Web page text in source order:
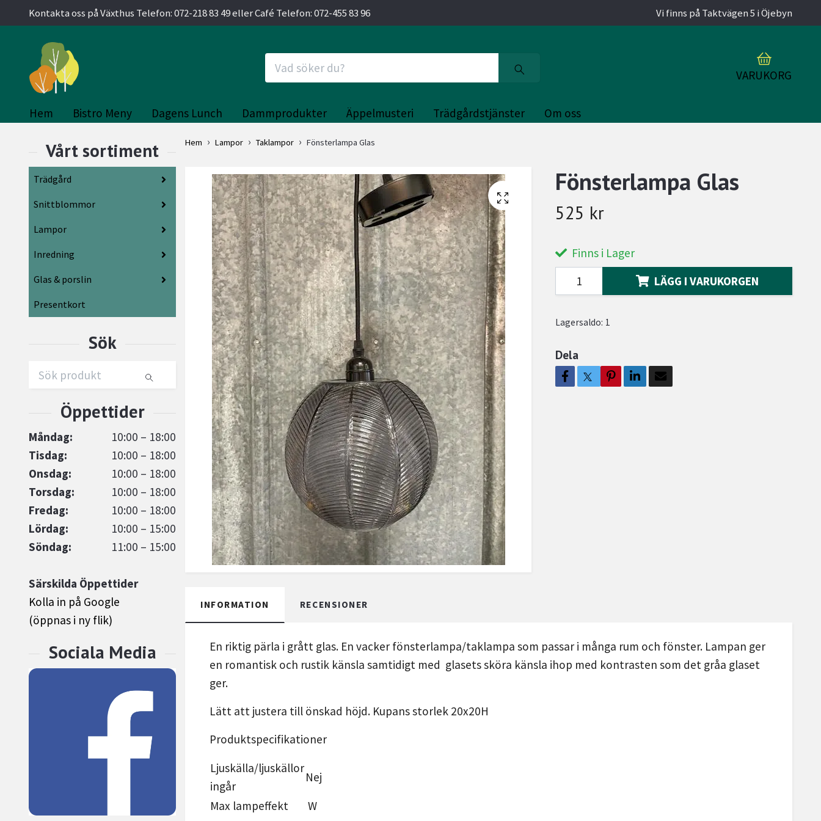
Kontakta oss på Växthus Telefon: 072-218 83 49 eller Café Telefon: 072-455 83 96 Vi finns på Taktvägen 5 i Öjebyn
VARUKORG
Hem Bistro Meny Dagens Lunch Dammprodukter Äppelmusteri Trädgårdstjänster Om oss
Trädgård
Snittblommor
Lampor
Inredning
Glas & porslin
Presentkort
Måndag:
10:00 – 18:00
Tisdag:
10:00 – 18:00
Onsdag:
10:00 – 18:00
Torsdag:
10:00 – 18:00
Fredag:
10:00 – 18:00
Lördag:
10:00 – 15:00
Söndag:
11:00 – 15:00
Särskilda Öppettider
Kolla in på Google
(öppnas i ny flik)
Hem Lampor Taklampor Fönsterlampa Glas
Fönsterlampa Glas
525 kr
Finns i Lager
LÄGG I VARUKORGEN
Lagersaldo: 1
Dela
INFORMATION RECENSIONER
En riktig pärla i grått glas. En vacker fönsterlampa/taklampa som passar i många rum och fönster. Lampan ger
en romantisk och rustik känsla samtidigt med glasets sköra känsla ihop med kontrasten som det gråa glaset
ger.
Lätt att justera till önskad höjd. Kupans storlek 20x20H
Produktspecifikationer
Ljuskälla/ljuskällor
ingår
Nej
Max lampeffekt
W